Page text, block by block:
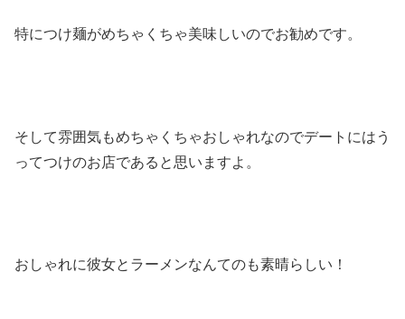
特につけ麺がめちゃくちゃ美味しいのでお勧めです。
そして雰囲気もめちゃくちゃおしゃれなのでデートにはう
ってつけのお店であると思いますよ。
おしゃれに彼女とラーメンなんてのも素晴らしい！